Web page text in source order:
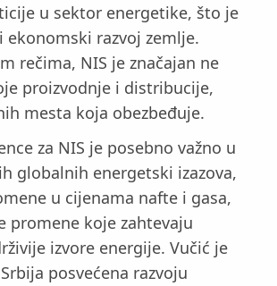
u sektor energetike, što je
ekonomski razvoj zemlje.
rečima, NIS je značajan ne
proizvodnje i distribucije,
mesta koja obezbeđuje.
za NIS je posebno važno u
globalnih energetski izazova,
u cijenama nafte i gasa,
promene koje zahtevaju
izvore energije. Vučić je
posvećena razvoju